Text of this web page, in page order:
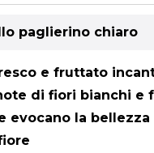
paglierino chiaro
e fruttato
di fiori bianchi e
evocano la